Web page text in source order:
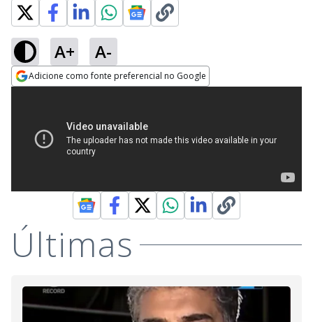
A+ A-
Adicione como fonte preferencial no Google
Últimas